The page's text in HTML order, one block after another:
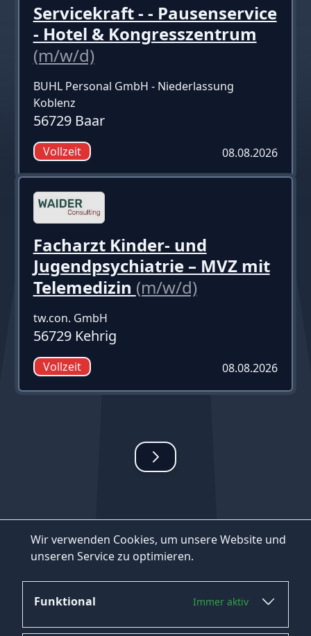
Wir verwenden Cookies, um unsere Website und
unseren Service zu optimieren.
Funktional Immer aktiv
Servicekraft - - Pausenservice
- Hotel & Kongresszentrum
(m/w/d)
BUHL Personal GmbH - Niederlassung
Koblenz
56729 Baar
Vollzeit 08.08.2026
Facharzt Kinder- und
Jugendpsychiatrie – MVZ mit
Telemedizin (m/w/d)
tw.con. GmbH
56729 Kehrig
Vollzeit 08.08.2026